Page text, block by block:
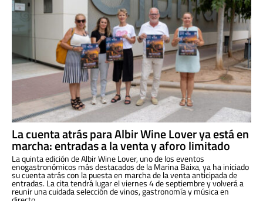
La cuenta atrás para Albir Wine Lover ya está en
marcha: entradas a la venta y aforo limitado
La quinta edición de Albir Wine Lover, uno de los eventos
enogastronómicos más destacados de la Marina Baixa, ya ha iniciado
su cuenta atrás con la puesta en marcha de la venta anticipada de
entradas. La cita tendrá lugar el viernes 4 de septiembre y volverá a
reunir una cuidada selección de vinos, gastronomía y música en